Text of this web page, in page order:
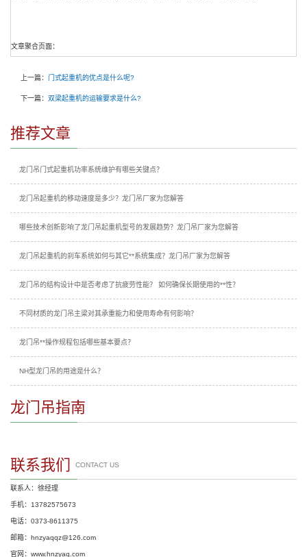
文章聚合页面：
上一篇： 门式起重机的优点是什么呢?
下一篇： 双梁起重机的运输要求是什么?
推荐文章
龙门吊门式起重机功率系统维护有哪些关键点？
龙门吊起重机的移动速度是多少？龙门吊厂家为您解答
哪些技术创新影响了龙门吊起重机型号的发展趋势？龙门吊厂家为您解答
龙门吊起重机的刹车系统如何与其它**系统集成？龙门吊厂家为您解答
龙门吊的结构设计中是否考虑了抗疲劳性能？ 如何确保长期使用的**性？
不同材质的龙门吊主梁对其承重能力和使用寿命有何影响？
龙门吊**操作规程包括哪些基本要点？
NH型龙门吊的用途是什么？
龙门吊指南
联系我们 CONTACT US
联系人：徐经理
手机：13782575673
电话：0373-8611375
邮箱：hnzyaqqz@126.com
官网：www.hnzyaq.com